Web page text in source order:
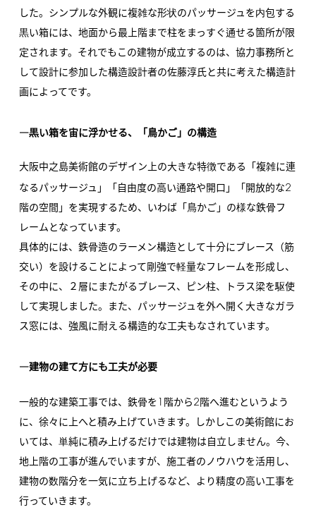
した。シンプルな外観に複雑な形状のパッサージュを内包する
黒い箱には、地面から最上階まで柱をまっすぐ通せる箇所が限
定されます。それでもこの建物が成立するのは、協力事務所と
して設計に参加した構造設計者の佐藤淳氏と共に考えた構造計
画によってです。
―黒い箱を宙に浮かせる、「鳥かご」の構造
大阪中之島美術館のデザイン上の大きな特徴である「複雑に連
なるパッサージュ」「自由度の高い通路や開口」「開放的な2
階の空間」を実現するため、いわば「鳥かご」の様な鉄骨フ
レームとなっています。
具体的には、鉄骨造のラーメン構造として十分にブレース（筋
交い）を設けることによって剛強で軽量なフレームを形成し、
その中に、２層にまたがるブレース、ピン柱、トラス梁を駆使
して実現しました。また、パッサージュを外へ開く大きなガラ
ス窓には、強風に耐える構造的な工夫もなされています。
―建物の建て方にも工夫が必要
一般的な建築工事では、鉄骨を1 階から2階へ進むというよう
に、徐々に上へと積み上げていきます。しかしこの美術館にお
いては、単純に積み上げるだけでは建物は自立しません。今、
地上階の工事が進んでいますが、施工者のノウハウを活用し、
建物の数階分を一気に立ち上げるなど、より精度の高い工事を
行っていきます。